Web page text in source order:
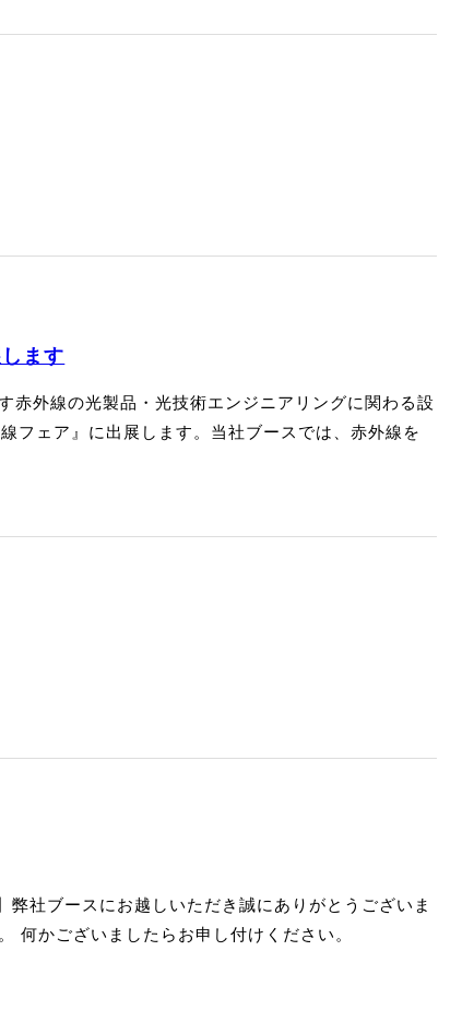
ます
赤外線の光製品・光技術エンジニアリングに関わる設
フェア』に出展します。当社ブースでは、赤外線を
社ブースにお越しいただき誠にありがとうございま
何かございましたらお申し付けください。